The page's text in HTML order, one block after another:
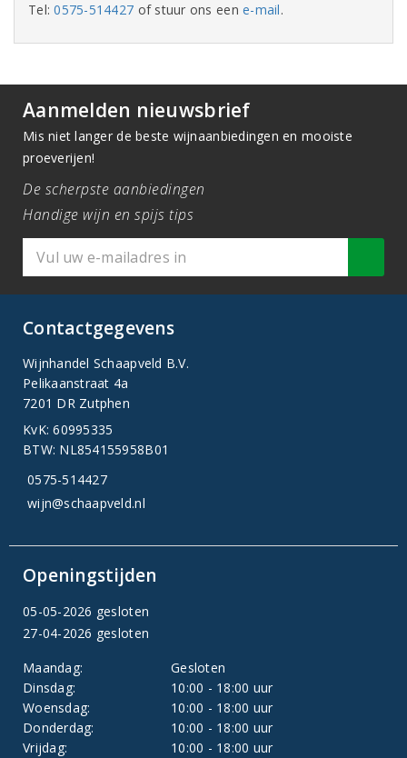
Tel:0575-514427 of stuur ons eene-mail.
Aanmelden nieuwsbrief
Mis niet langer de beste wijnaanbiedingen en mooiste
proeverijen!
De scherpste aanbiedingen
Handige wijn en spijs tips
Contactgegevens
Wijnhandel Schaapveld B.V.
Pelikaanstraat 4a
7201 DR Zutphen
KvK: 60995335
BTW: NL854155958B01
0575-514427
wijn@schaapveld.nl
Openingstijden
05-05-2026 gesloten
27-04-2026 gesloten
Maandag:
Gesloten
Dinsdag:
10:00 - 18:00 uur
Woensdag:
10:00 - 18:00 uur
Donderdag:
10:00 - 18:00 uur
Vrijdag:
10:00 - 18:00 uur